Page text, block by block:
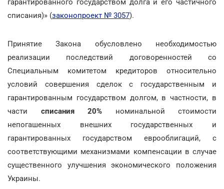
гарантированного государством долга и его частичного
списания)» (законопроект № 3057).
Принятие Закона обусловлено необходимостью
реализации последствий договоренностей со
Специальным комитетом кредиторов относительно
условий совершения сделок с государственным и
гарантированным государством долгом, в частности, в
части списания 20% номинальной стоимости
непогашенных внешних государственных и
гарантированных государством еврооблигаций, с
соответствующими механизмами компенсации в случае
существенного улучшения экономического положения
Украины.